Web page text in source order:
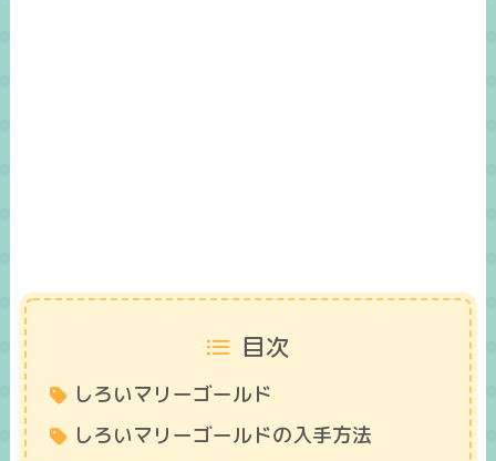
目次
しろいマリーゴールド
しろいマリーゴールドの入手方法